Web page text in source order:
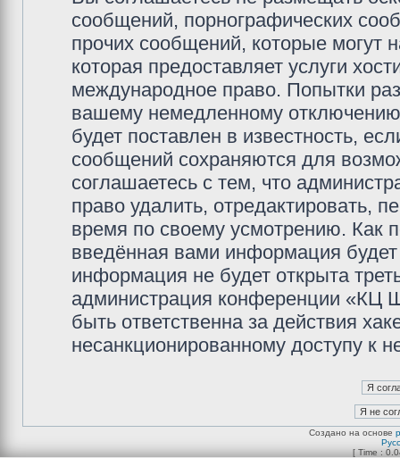
сообщений, порнографических
прочих сообщений, которые могут
которая предоставляет услуги
международное право. Попытки
вашему немедленному
будет поставлен в известность,
сообщений сохраняются для
соглашаетесь с тем, что
право удалить, отредактировать,
время по своему усмотрению. Как
введённая вами информация
информация не будет открыта
администрация конференции «КЦ
быть ответственна за действия
несанкционированному доступу к
Создано на основе
[ Time :